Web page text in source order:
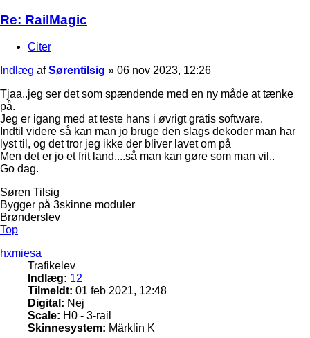
Re: RailMagic
Citer
Indlæg afSørentilsig » 06 nov 2023, 12:26
Tjaa..jeg ser det som spændende med en ny måde at tænke
på.
Jeg er igang med at teste hans i øvrigt gratis software.
Indtil videre så kan man jo bruge den slags dekoder man har
lyst til, og det tror jeg ikke der bliver lavet om på
Men det er jo et frit land....så man kan gøre som man vil..
Go dag.
Søren Tilsig
Bygger på 3skinne moduler
Brønderslev
Top
hxmiesa
Trafikelev
Indlæg: 12
Tilmeldt: 01 feb 2021, 12:48
Digital: Nej
Scale: H0 - 3-rail
Skinnesystem: Märklin K